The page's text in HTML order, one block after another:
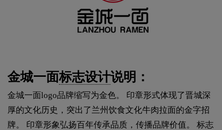
金城一面标志设计说明：
金城一面logo品牌缩写为金色。 印章形式体现了晋城深
厚的文化历史，突出了兰州饮食文化牛肉拉面的金字招
牌。 印章形象弘扬百年传承品质，传播品牌价值。 标志